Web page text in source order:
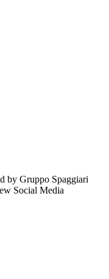
by Gruppo Spaggiari
Social Media